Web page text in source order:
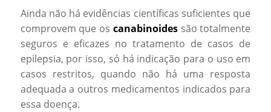
Ainda não há evidências científicas suficientes que
comprovem que os canabinoidessão totalmente
seguros e eficazes no tratamento de casos de
epilepsia, por isso, só há indicação para o uso em
casos restritos, quando não há uma resposta
adequada a outros medicamentos indicados para
essa doença.